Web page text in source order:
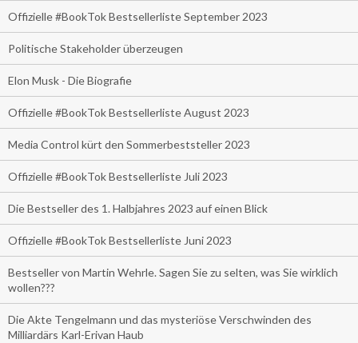
Offizielle #BookTok Bestsellerliste September 2023
Politische Stakeholder überzeugen
Elon Musk - Die Biografie
Offizielle #BookTok Bestsellerliste August 2023
Media Control kürt den Sommerbeststeller 2023
Offizielle #BookTok Bestsellerliste Juli 2023
Die Bestseller des 1. Halbjahres 2023 auf einen Blick
Offizielle #BookTok Bestsellerliste Juni 2023
Bestseller von Martin Wehrle. Sagen Sie zu selten, was Sie wirklich
wollen???
Die Akte Tengelmann und das mysteriöse Verschwinden des
Milliardärs Karl-Erivan Haub